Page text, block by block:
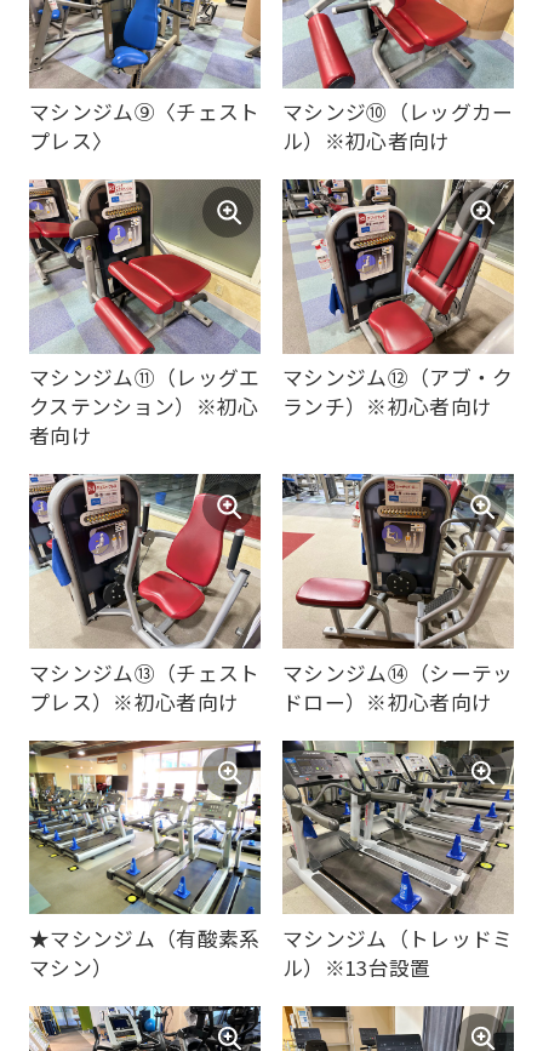
マシンジム⑨〈チェスト
プレス〉
マシンジ➉（レッグカー
ル）※初心者向け
マシンジム⑪（レッグエ
クステンション）※初心
者向け
マシンジム⑫（アブ・ク
ランチ）※初心者向け
マシンジム⑬（チェスト
プレス）※初心者向け
マシンジム⑭（シーテッ
ドロー）※初心者向け
★マシンジム（有酸素系
マシン）
マシンジム（トレッドミ
ル）※13台設置
For
foreigners
Central
Sports
official
website
automatically
translated
into
English.
Click
the
below